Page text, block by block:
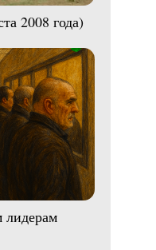
2008 года)
лидерам